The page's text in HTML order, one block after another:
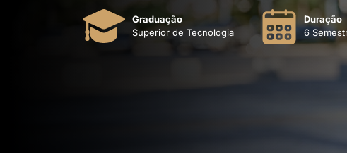
Graduação
Superior de Tecnologia
Duração
6